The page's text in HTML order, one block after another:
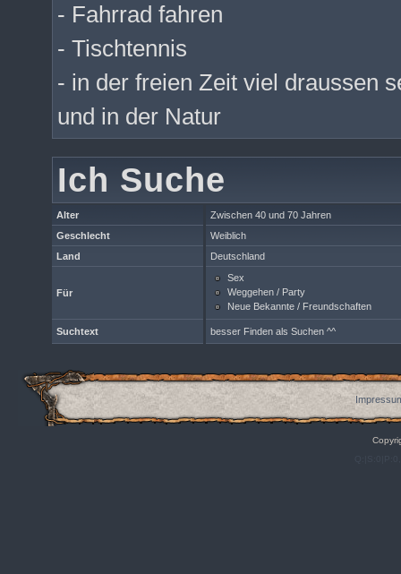
- Fahrrad fahren
- Tischtennis
- in der freien Zeit viel draussen
und in der Natur
Ich Suche
Alter
Zwischen 40 und 70 Jahren
Geschlecht
Weiblich
Land
Deutschland
Für
Sex
Weggehen / Party
Neue Bekannte / Freundschaften
Suchtext besser Finden als Suchen ^^